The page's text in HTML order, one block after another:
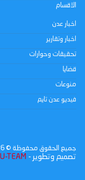
الاقسام
اخبار عدن
اخبار وتقارير
تحقيقات وحوارات
قضايا
منوعات
فيديو عدن تايم
جميع الحقوق محفوظة ©
تصميم وتطوير - TEAM